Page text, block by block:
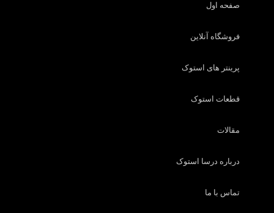
صفحه اول
فروشگاه آنلاین
پرینتر های استوک
قطعات استوک
مقالات
درباره درسا استوک
تماس با ما